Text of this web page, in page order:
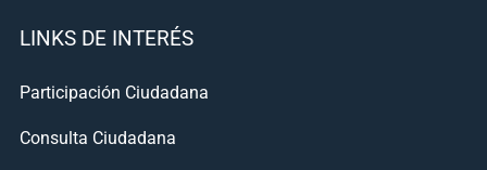
LINKS DE INTERÉS
Participación Ciudadana
Consulta Ciudadana